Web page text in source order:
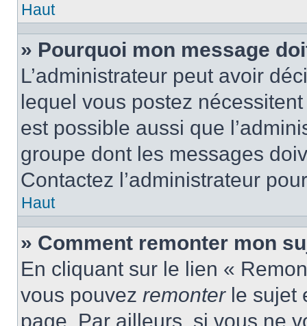
Haut
» Pourquoi mon message
L’administrateur peut avoir
lequel vous postez
est possible aussi que
groupe dont les messages
Contactez l’administrateur
Haut
» Comment remonter mon
En cliquant sur le lien «
vous pouvez remonterle sujet
page. Par ailleurs, si vous ne